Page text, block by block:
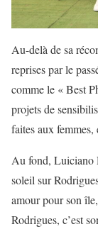
Au-delà de sa
reprises par le
comme le « Best
projets de
faites aux femmes,
Au fond, Luiciano
soleil sur
amour pour son
Rodrigues, c’est